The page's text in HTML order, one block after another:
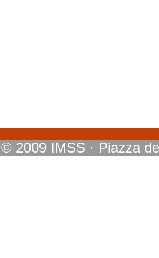
© 2009 IMSS · Piazza